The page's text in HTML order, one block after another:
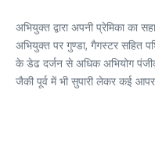
अभियुक्त द्वारा अपनी प्रेमिका का
अभियुक्त पर गुण्डा, गैगस्टर सहित
के डेढ दर्जन से अधिक अभियोग
जैकी पूर्व में भी सुपारी लेकर कई